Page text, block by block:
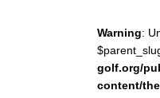
Warning:
golf.org/
content/